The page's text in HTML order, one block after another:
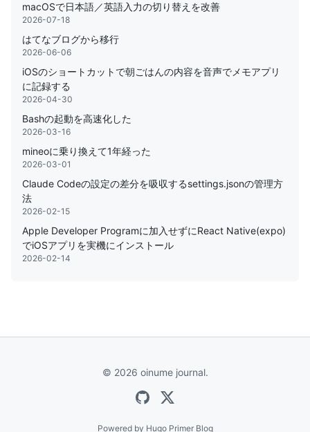
macOSで日本語／英語入力の切り替えを改善
2026-07-18
はてなブログから移行
2026-06-06
iOSのショートカットで朝ごはんの内容を音声でメモアプリ
に記録する
2026-04-30
Bashの起動を高速化した
2026-03-16
mineoに乗り換えて1年経った
2026-03-01
Claude Codeの設定の差分を吸収するsettings.jsonの管理方
法
2026-02-15
Apple Developer Programに加入せずにReact Native(expo)
でiOSアプリを実機にインストール
2026-02-14
© 2026 oinume journal.
Powered by Hugo Primer Blog